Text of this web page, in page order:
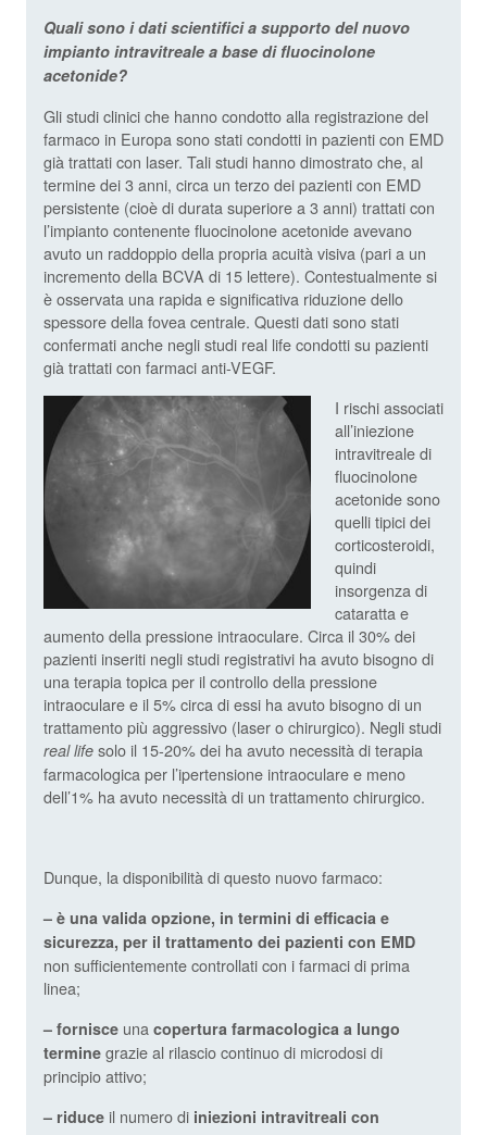
Quali sono i dati scientifici a supporto del nuovo
impianto intravitreale a base di fluocinolone
acetonide?
Gli studi clinici che hanno condotto alla registrazione del
farmaco in Europa sono stati condotti in pazienti con EMD
già trattati con laser. Tali studi hanno dimostrato che, al
termine dei 3 anni, circa un terzo dei pazienti con EMD
persistente (cioè di durata superiore a 3 anni) trattati con
l’impianto contenente fluocinolone acetonide avevano
avuto un raddoppio della propria acuità visiva (pari a un
incremento della BCVA di 15 lettere). Contestualmente si
è osservata una rapida e significativa riduzione dello
spessore della fovea centrale. Questi dati sono stati
confermati anche negli studi real life condotti su pazienti
già trattati con farmaci anti-VEGF.
I rischi associati
all’iniezione
intravitreale di
fluocinolone
acetonide sono
quelli tipici dei
corticosteroidi,
quindi
insorgenza di
cataratta e
aumento della pressione intraoculare. Circa il 30% dei
pazienti inseriti negli studi registrativi ha avuto bisogno di
una terapia topica per il controllo della pressione
intraoculare e il 5% circa di essi ha avuto bisogno di un
trattamento più aggressivo (laser o chirurgico). Negli studi
real life solo il 15-20% dei ha avuto necessità di terapia
farmacologica per l’ipertensione intraoculare e meno
dell’1% ha avuto necessità di un trattamento chirurgico.
Dunque, la disponibilità di questo nuovo farmaco:
– è una valida opzione, in termini di efficacia e
sicurezza, per il trattamento dei pazienti con EMD
non sufficientemente controllati con i farmaci di prima
linea;
– fornisce una copertura farmacologica a lungo
termine grazie al rilascio continuo di microdosi di
principio attivo;
– riduce il numero di iniezioni intravitreali con